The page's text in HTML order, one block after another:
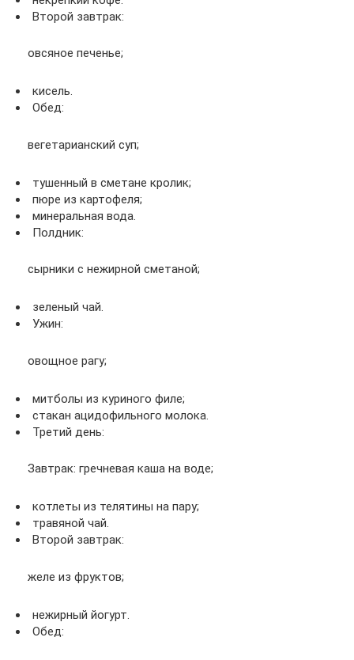
Второй завтрак:
овсяное печенье;
кисель.
Обед:
вегетарианский суп;
тушенный в сметане кролик;
пюре из картофеля;
минеральная вода.
Полдник:
сырники с нежирной сметаной;
зеленый чай.
Ужин:
овощное рагу;
митболы из куриного филе;
стакан ацидофильного молока.
Третий день:
Завтрак: гречневая каша на воде;
котлеты из телятины на пару;
травяной чай.
Второй завтрак:
желе из фруктов;
нежирный йогурт.
Обед: